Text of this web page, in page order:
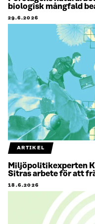
biologisk mångfald
29.6.2026
ARTIKEL
Miljöpolitikexperten
Sitras arbete för att
18.6.2026